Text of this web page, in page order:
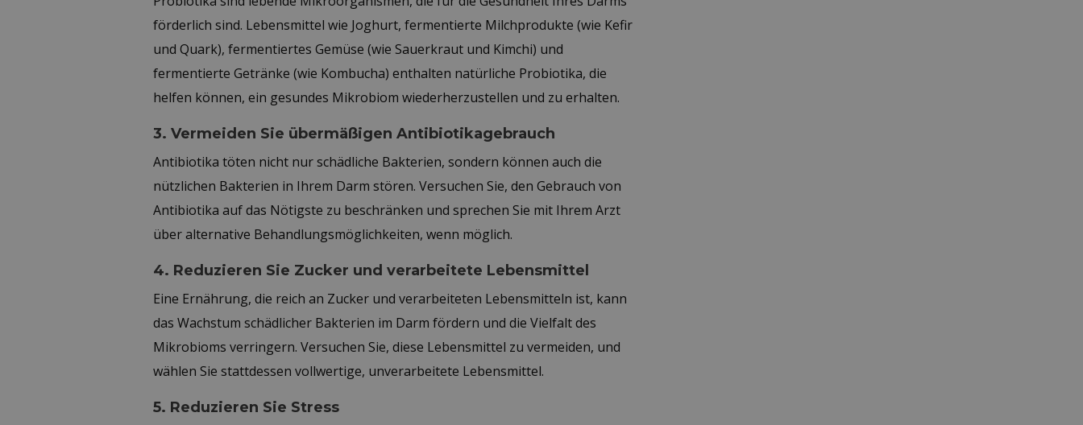
förderlich sind. Lebensmittel wie Joghurt, fermentierte Milchprodukte (wie Kefir
und Quark), fermentiertes Gemüse (wie Sauerkraut und Kimchi) und
fermentierte Getränke (wie Kombucha) enthalten natürliche Probiotika, die
helfen können, ein gesundes Mikrobiom wiederherzustellen und zu erhalten.
3. Vermeiden Sie übermäßigen Antibiotikagebrauch
Antibiotika töten nicht nur schädliche Bakterien, sondern können auch die
nützlichen Bakterien in Ihrem Darm stören. Versuchen Sie, den Gebrauch von
Antibiotika auf das Nötigste zu beschränken und sprechen Sie mit Ihrem Arzt
über alternative Behandlungsmöglichkeiten, wenn möglich.
4. Reduzieren Sie Zucker und verarbeitete Lebensmittel
Eine Ernährung, die reich an Zucker und verarbeiteten Lebensmitteln ist, kann
das Wachstum schädlicher Bakterien im Darm fördern und die Vielfalt des
Mikrobioms verringern. Versuchen Sie, diese Lebensmittel zu vermeiden, und
wählen Sie stattdessen vollwertige, unverarbeitete Lebensmittel.
5. Reduzieren Sie Stress